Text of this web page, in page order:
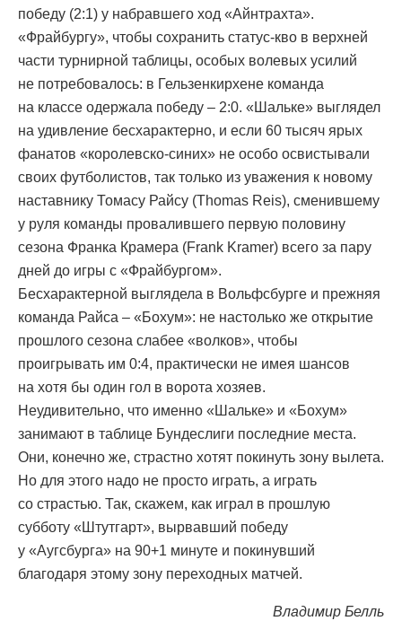
победу (2:1) у набравшего ход «Айнтрахта».
«Фрайбургу», чтобы сохранить статус-кво в верхней
части турнирной таблицы, особых волевых усилий
не потребовалось: в Гельзенкирхене команда
на классе одержала победу – 2:0. «Шальке» выглядел
на удивление бесхарактерно, и если 60 тысяч ярых
фанатов «королевско-синих» не особо освистывали
своих футболистов, так только из уважения к новому
наставнику Томасу Райсу (Thomas Reis), сменившему
у руля команды провалившего первую половину
сезона Франка Крамера (Frank Kramer) всего за пару
дней до игры с «Фрайбургом».
Бесхарактерной выглядела в Вольфсбурге и прежняя
команда Райса – «Бохум»: не настолько же открытие
прошлого сезона слабее «волков», чтобы
проигрывать им 0:4, практически не имея шансов
на хотя бы один гол в ворота хозяев.
Неудивительно, что именно «Шальке» и «Бохум»
занимают в таблице Бундеслиги последние места.
Они, конечно же, страстно хотят покинуть зону вылета.
Но для этого надо не просто играть, а играть
со страстью. Так, скажем, как играл в прошлую
субботу «Штутгарт», вырвавший победу
у «Аугсбурга» на 90+1 минуте и покинувший
благодаря этому зону переходных матчей.
Владимир Белль